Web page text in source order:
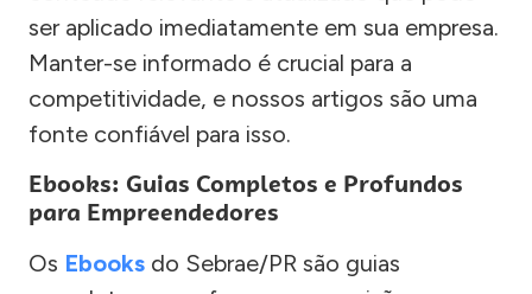
ser aplicado imediatamente em sua empresa.
Manter-se informado é crucial para a
competitividade, e nossos artigos são uma
fonte confiável para isso.
Ebooks: Guias Completos e Profundos
para Empreendedores
Os Ebooks do Sebrae/PR são guias